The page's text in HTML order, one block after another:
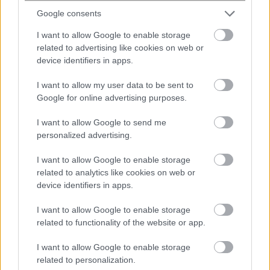
Google consents
I want to allow Google to enable storage
related to advertising like cookies on web or
device identifiers in apps.
I want to allow my user data to be sent to
Google for online advertising purposes.
I want to allow Google to send me
personalized advertising.
I want to allow Google to enable storage
related to analytics like cookies on web or
device identifiers in apps.
I want to allow Google to enable storage
related to functionality of the website or app.
I want to allow Google to enable storage
related to personalization.
share
Σχόλια Αναγνωστών
σχολίασε και εσύ
Ακολουθήστε το
Δείτε όλες τις τελευταίεςΕιδήσειςαπό την Ελλάδα
και τον Κόσμο στο